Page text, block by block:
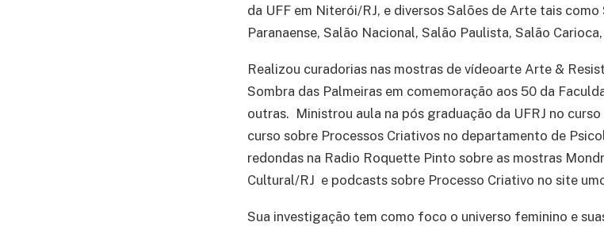
da UFF em Niterói/RJ, e diversos Salões de Arte tais
Paranaense, Salão Nacional, Salão Paulista, Salão
Realizou curadorias nas mostras de vídeoarte Arte &
Sombra das Palmeiras em comemoração aos 50 da
outras. Ministrou aula na pós graduação da UFRJ no
curso sobre Processos Criativos no departamento de
redondas na Radio Roquette Pinto sobre as mostras
Cultural/RJ e podcasts sobre Processo Criativo no site
Sua investigação tem como foco o universo feminino e